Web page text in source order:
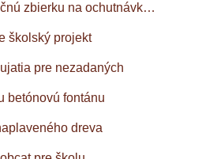
Ako usporiadať finančnú zbierku na ochutnávku piva
školský projekt
pre nezadaných
betónovú fontánu
dreva